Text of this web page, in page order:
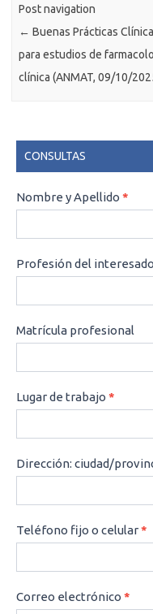
Post navigation
← Buenas Prácticas
para estudios de
clínica (ANMAT, 09/10/
CONSULTAS
CONSULTAS
Nombre y Apellido *
Profesión del
Matrícula profesional
Lugar de trabajo *
Dirección: ciudad/
Teléfono fijo o celular*
Correo electrónico *